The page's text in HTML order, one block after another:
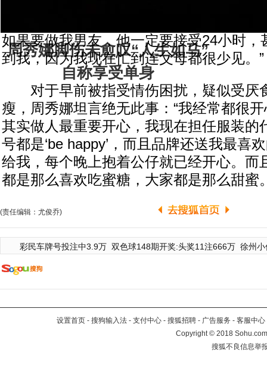
周秀娜脚伤未愈叹“人生如马”
自称享受单身
如果要做我男友，他一定要接受24小时，
到我，因为我现在忙到连父母都很少见。”
对于早前被指受情伤困扰，疑似受厌
瘦，周秀娜坦言绝无此事：“我经常都很
其实做人最重要开心，我现在担任服装的
号都是‘be happy’，而且品牌还送我最喜
给我，每个晚上抱着公仔就已经开心。而
都是那么喜欢吃蜜糖，大家都是那么甜蜜
(责任编辑：尤俊乔)
彩民车牌号投注中3.9万 双色球148期开奖:头奖11注666万 徐州
设置首页 - 搜狗输入法 - 支付中心 - 搜狐招聘 - 广告服务 - 客服中心
Copyright©2018
搜狐不良信息举